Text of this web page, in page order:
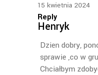
15 kwietnia 2024
Reply
Henryk
Dzien dobry,
sprawie ,co w
Chciałbym